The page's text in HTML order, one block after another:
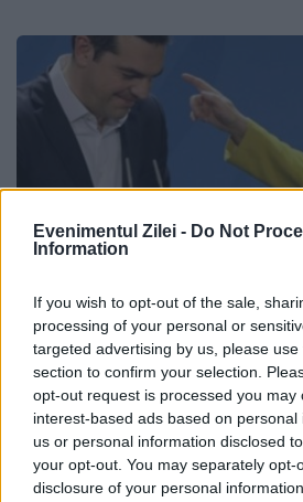
Evenimentul Zilei - Do Not
Information
If you wish to opt-out of the sale,
processing of your personal or
targeted advertising by us, please
section to confirm your selection.
opt-out request is processed you may
interest-based ads based on
us or personal information disclosed
your opt-out. You may separately opt-
disclosure of your personal
Bruxelles-ul aplică
Schengen” pentru a
CIURUIT al lui Merkel.
Țap Ispășitor
15 FEBRUARIE 2016